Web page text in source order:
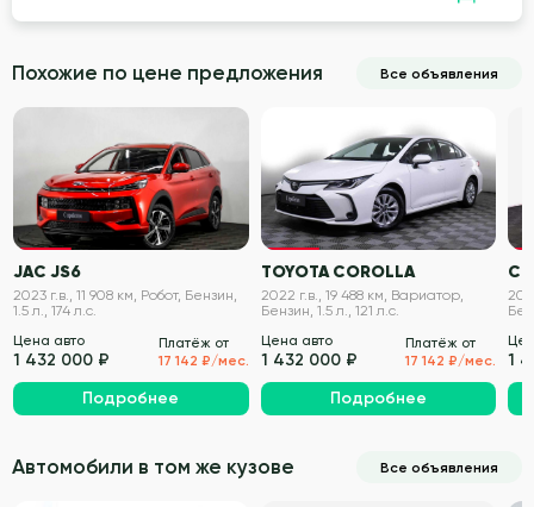
Похожие по цене предложения Все объявления
VIN проверен
JAC JS6
2023 г.в., 11 908 км, Робот, Бензин,
1.5 л., 174 л.с.
Цена авто
1 432 000 ₽
Платёж от
17 142 ₽/мес.
Подробнее
VIN проверен
TOYOTA COROLLA
2022 г.в., 19 488 км, Вариатор,
Бензин, 1.5 л., 121 л.с.
Цена авто
1 432 000 ₽
Платёж от
17 142 ₽/мес.
Подробнее
1
Автомобили в том же кузове Все объявления